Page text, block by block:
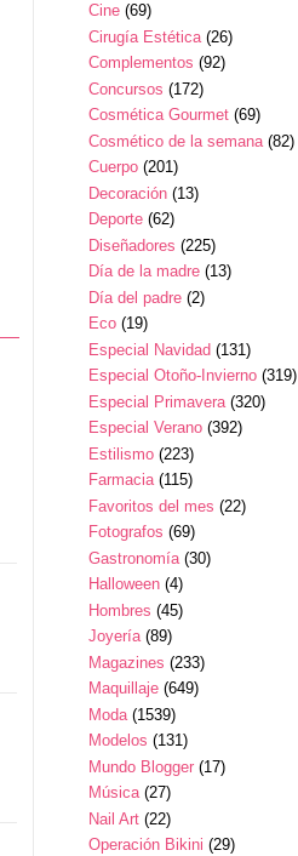
Cine (69)
Cirugía Estética (26)
Complementos (92)
Concursos (172)
Cosmética Gourmet (69)
Cosmético de la semana (82)
Cuerpo (201)
Decoración (13)
Deporte (62)
Diseñadores (225)
Día de la madre (13)
Día del padre (2)
Eco (19)
Especial Navidad (131)
Especial Otoño-Invierno (319)
Especial Primavera (320)
Especial Verano (392)
Estilismo (223)
Farmacia (115)
Favoritos del mes (22)
Fotografos (69)
Gastronomía (30)
Halloween (4)
Hombres (45)
Joyería (89)
Magazines (233)
Maquillaje (649)
Moda (1539)
Modelos (131)
Mundo Blogger (17)
Música (27)
Nail Art (22)
Operación Bikini (29)